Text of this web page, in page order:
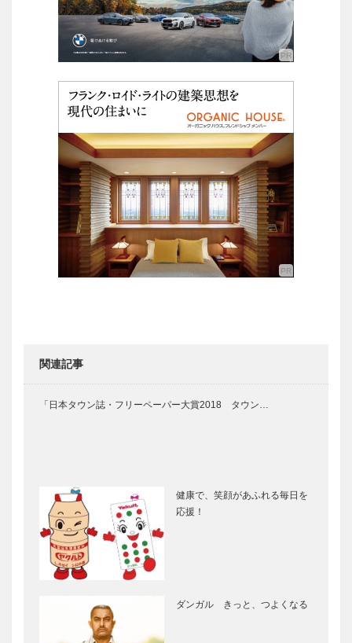
関連記事
「日本タウン誌・フリーペーパー大賞2018 タウン…
健康で、笑顔があふれる毎日を
応援！
ダンガル きっと、つよくなる